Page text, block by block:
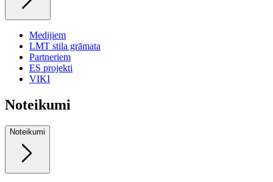
Medijiem
LMT stila grāmata
Partneriem
ES projekti
VIKI
Noteikumi
Noteikumi